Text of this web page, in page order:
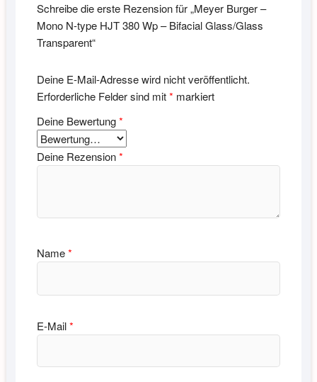
Schreibe die erste Rezension für „Meyer Burger –
Mono N-type HJT 380 Wp – Bifacial Glass/Glass
Transparent“
Deine E-Mail-Adresse wird nicht veröffentlicht.
Erforderliche Felder sind mit* markiert
Deine Bewertung*
Deine Rezension*
Name*
E-Mail*